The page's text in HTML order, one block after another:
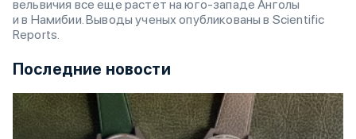
вельвичия все еще растет наюго-западе Анголы
и в Намибии. Выводы ученых опубликованы в Scientific
Reports.
Последние новости